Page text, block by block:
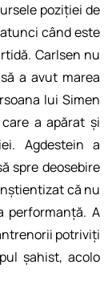
poziției de
când este
Carlsen nu
a avut marea
lui Simen
a apărat și
Agdestein a
spre deosebire
că nu
performanță. A
potriviți
șahist, acolo